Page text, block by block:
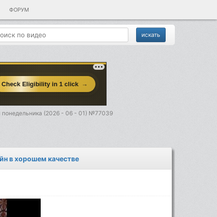
ФОРУМ
понедельника (2026 - 06 - 01) №77039
в хорошем качестве